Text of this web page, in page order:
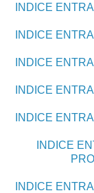
INDICE
INDICE
INDICE
INDICE
INDICE
INDICE
INDICE